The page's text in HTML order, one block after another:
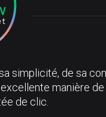
simplicité, de sa
manière
de clic.